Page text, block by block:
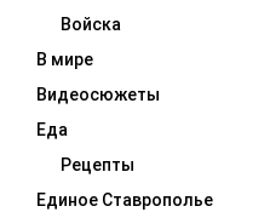
Войска
В мире
Видеосюжеты
Еда
Рецепты
Единое Ставрополье